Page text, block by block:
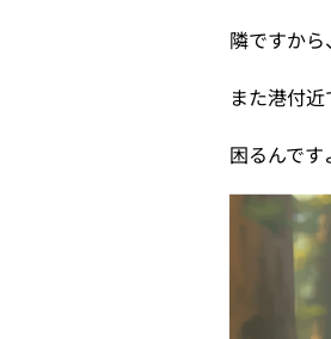
隣ですか
また港付近
困るんで